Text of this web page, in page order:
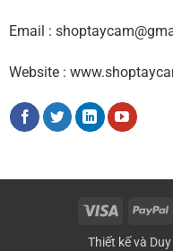
Email :
Website :
Visa
Thiết kế và